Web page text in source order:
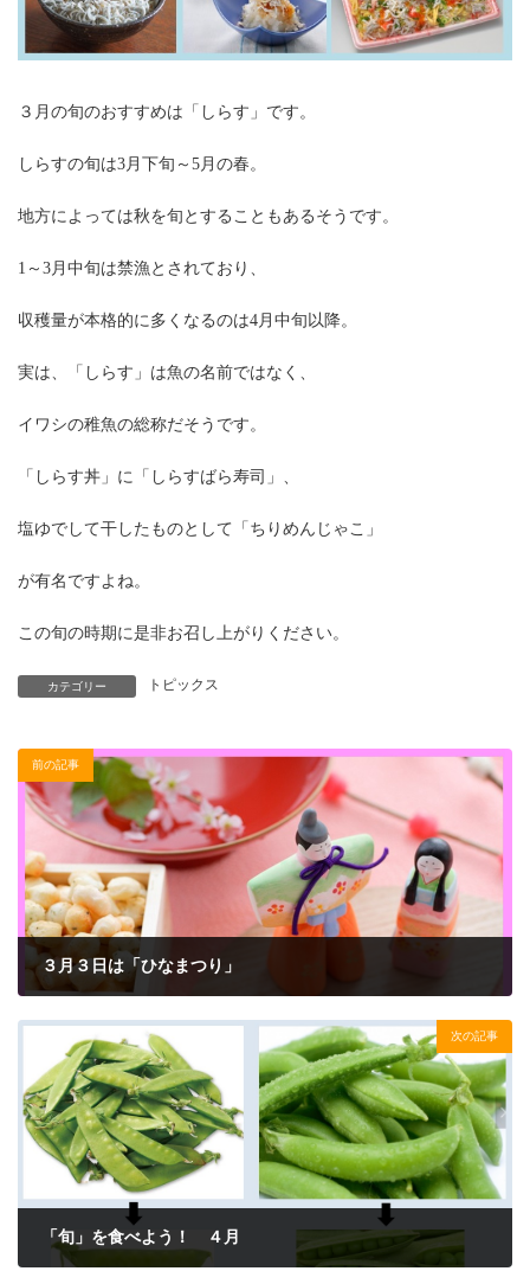
３月の旬のおすすめは「しらす」です。
しらすの旬は3月下旬～5月の春。
地方によっては秋を旬とすることもあるそうです。
1～3月中旬は禁漁とされており、
収穫量が本格的に多くなるのは4月中旬以降。
実は、「しらす」は魚の名前ではなく、
イワシの稚魚の総称だそうです。
「しらす丼」に「しらすばら寿司」、
塩ゆでして干したものとして「ちりめんじゃこ」
が有名ですよね。
この旬の時期に是非お召し上がりください。
カテゴリー トピックス
前の記事
３月３日は「ひなまつり」
次の記事
「旬」を食べよう！ ４月